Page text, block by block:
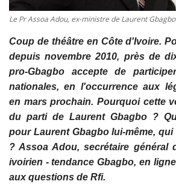
Autr'Actu
Le Pr Assoa Adou, ex-ministre de Laurent
Coup de théâtre en Côte d'Ivoire.
depuis novembre 2010, près de
pro-Gbagbo accepte de
nationales, en l'occurrence aux
en mars prochain. Pourquoi cette
du parti de Laurent Gbagbo ?
pour Laurent Gbagbo lui-même,
? Assoa Adou, secrétaire général
ivoirien - tendance Gbagbo, en
aux questions de Rfi.